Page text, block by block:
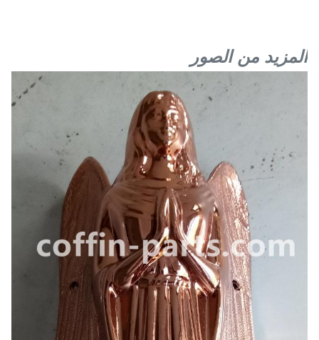
المزيد من الصور